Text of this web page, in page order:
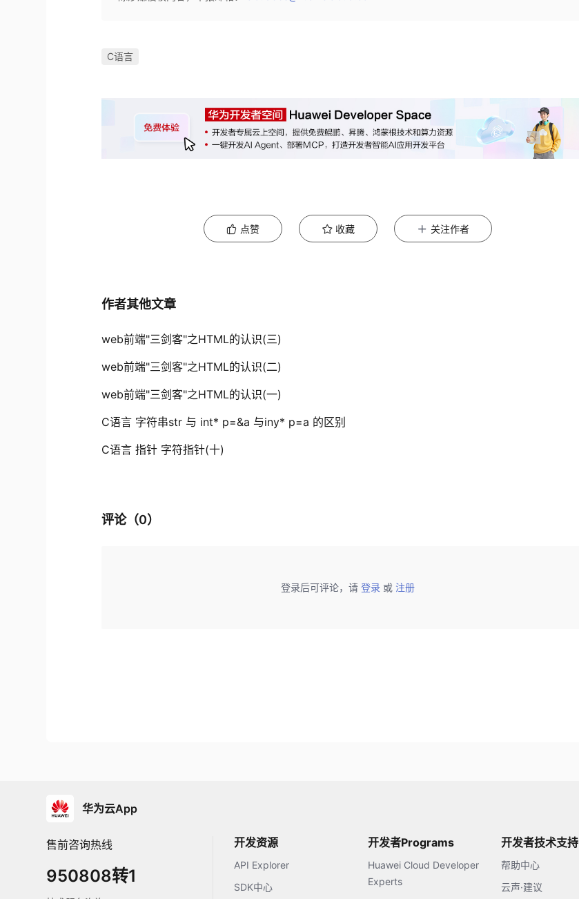
C语言
点赞 收藏 关注作者
作者其他文章
web前端"三剑客"之HTML的认识(三)
web前端"三剑客"之HTML的认识(二)
web前端"三剑客"之HTML的认识(一)
C语言 字符串str 与 int* p=&a 与iny* p=a 的区别
C语言 指针 字符指针(十)
评论（0）
登录后可评论，请 登录 或 注册
华为云App
售前咨询热线
950808转1
开发资源
API Explorer
SDK中心
开发者Programs
Huawei Cloud Developer
Experts
开发者技术支持
帮助中心
云声·建议